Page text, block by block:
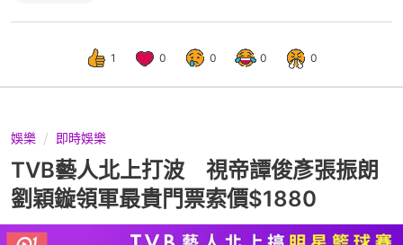
1 0 0 0 0
娛樂 即時娛樂
TVB藝人北上打波 視帝譚俊彥張振朗
劉穎鏇領軍最貴門票索價$1880